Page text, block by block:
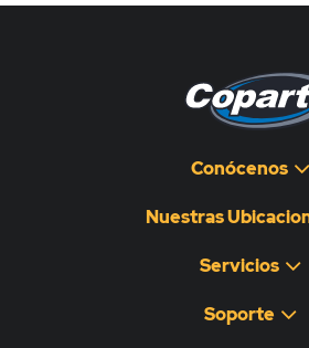
Conócenos
Nuestras
Servicios
Soporte